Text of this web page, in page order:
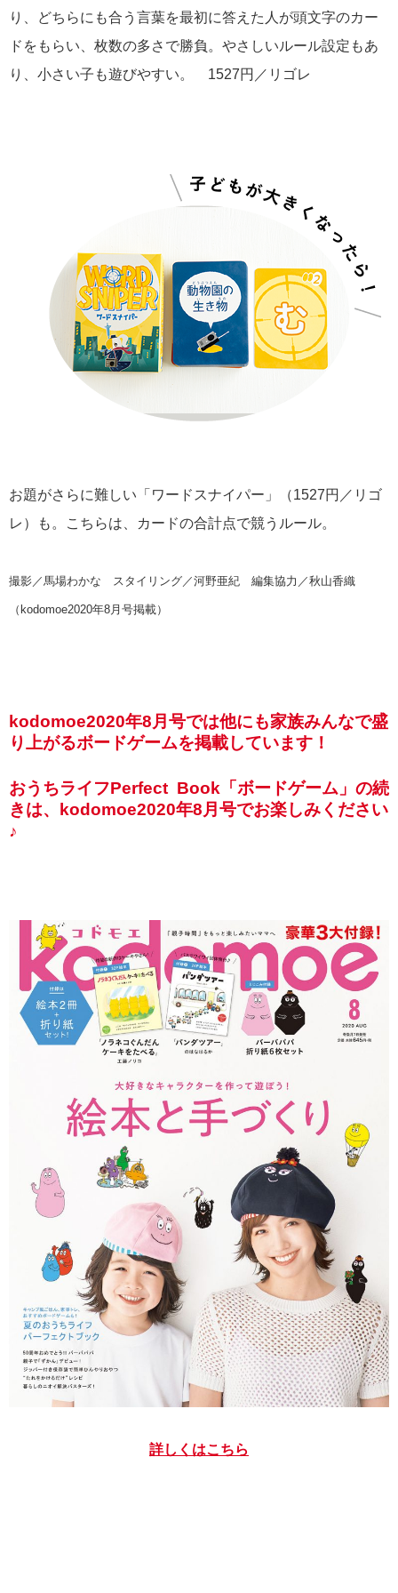
り、どちらにも合う言葉を最初に答えた人が頭文字のカー
ドをもらい、枚数の多さで勝負。やさしいルール設定もあ
り、小さい子も遊びやすい。 1527円／リゴレ
お題がさらに難しい「ワードスナイパー」（1527円／リゴ
レ）も。こちらは、カードの合計点で競うルール。
撮影／馬場わかな スタイリング／河野亜紀 編集協力／秋山香織
（kodomoe2020年8月号掲載）
kodomoe2020年8月号では他にも家族みんなで盛
り上がるボードゲームを掲載しています！
おうちライフPerfect Book「ボードゲーム」の続
きは、kodomoe2020年8月号でお楽しみください
♪
詳しくはこちら